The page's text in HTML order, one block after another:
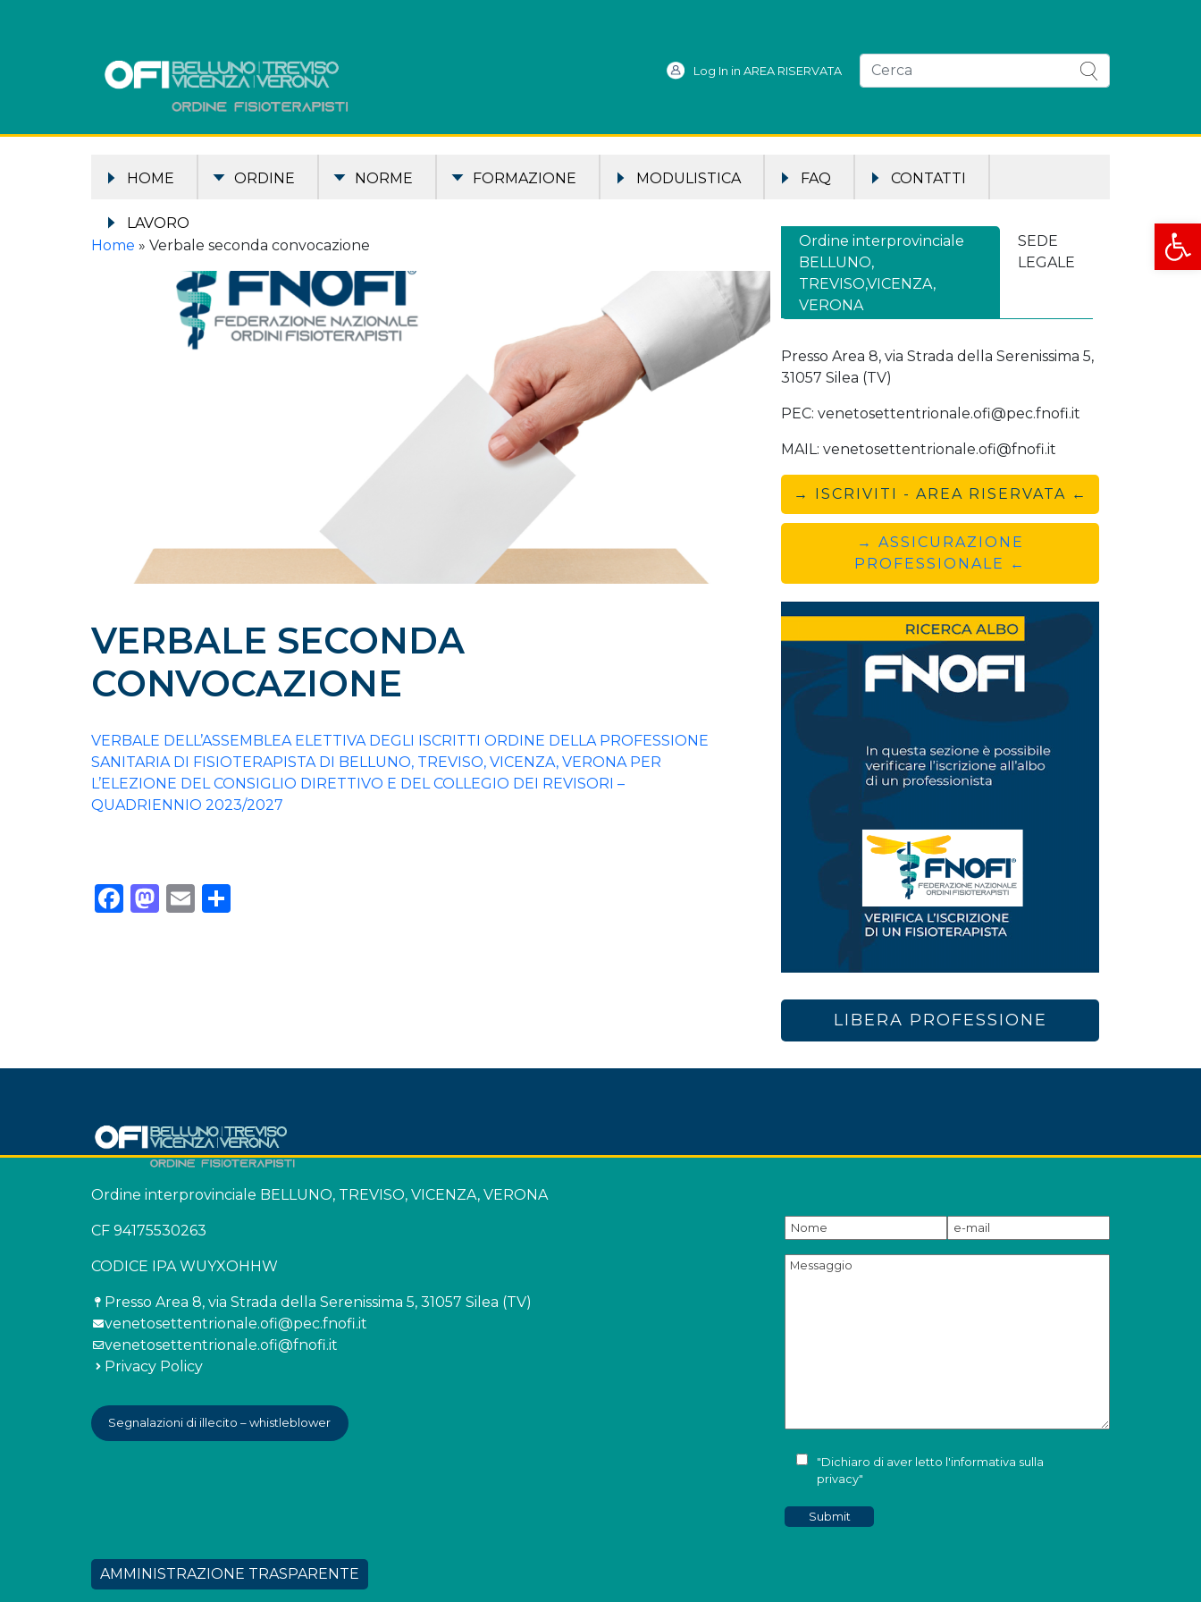
Apri
Log In in AREA RISERVATA
HOME ORDINE NORME FORMAZIONE MODULISTICA FAQ CONTATTI
LAVORO
Home » Verbale seconda convocazione
VERBALE SECONDA
CONVOCAZIONE
VERBALE DELL’ASSEMBLEA ELETTIVA DEGLI ISCRITTI ORDINE DELLA PROFESSIONE
SANITARIA DI FISIOTERAPISTA DI BELLUNO, TREVISO, VICENZA, VERONA PER
L’ELEZIONE DEL CONSIGLIO DIRETTIVO E DEL COLLEGIO DEI REVISORI –
QUADRIENNIO 2023/2027
Facebook
Mastodon
Email
Ordine interprovinciale
BELLUNO,
TREVISO,VICENZA,
VERONA
SEDE
LEGALE
Presso Area 8, via Strada della Serenissima 5,
31057 Silea (TV)
PEC: venetosettentrionale.ofi@pec.fnofi.it
MAIL: venetosettentrionale.ofi@fnofi.it
→ ISCRIVITI - AREA RISERVATA ←
→ ASSICURAZIONE
PROFESSIONALE ←
LIBERA PROFESSIONE
Ordine interprovinciale BELLUNO, TREVISO, VICENZA, VERONA
CF 94175530263
CODICE IPA WUYXOHHW
Presso Area 8, via Strada della Serenissima 5, 31057 Silea (TV)
venetosettentrionale.ofi@pec.fnofi.it
venetosettentrionale.ofi@fnofi.it
Privacy Policy
Segnalazioni di illecito – whistleblower
"Dichiaro di aver letto l'informativa sulla
privacy"
AMMINISTRAZIONE TRASPARENTE